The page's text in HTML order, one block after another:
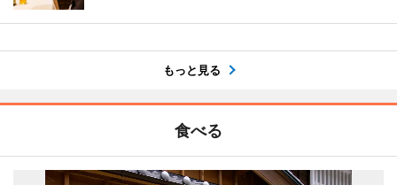
もっと見る
食べる